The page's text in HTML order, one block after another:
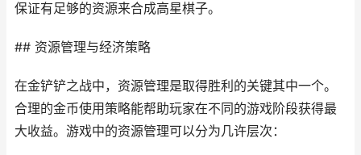
保证有足够的资源来合成高星棋子。
## 资源管理与经济策略
在金铲铲之战中，资源管理是取得胜利的关键其中一个。
合理的金币使用策略能帮助玩家在不同的游戏阶段获得最
大收益。游戏中的资源管理可以分为几许层次：